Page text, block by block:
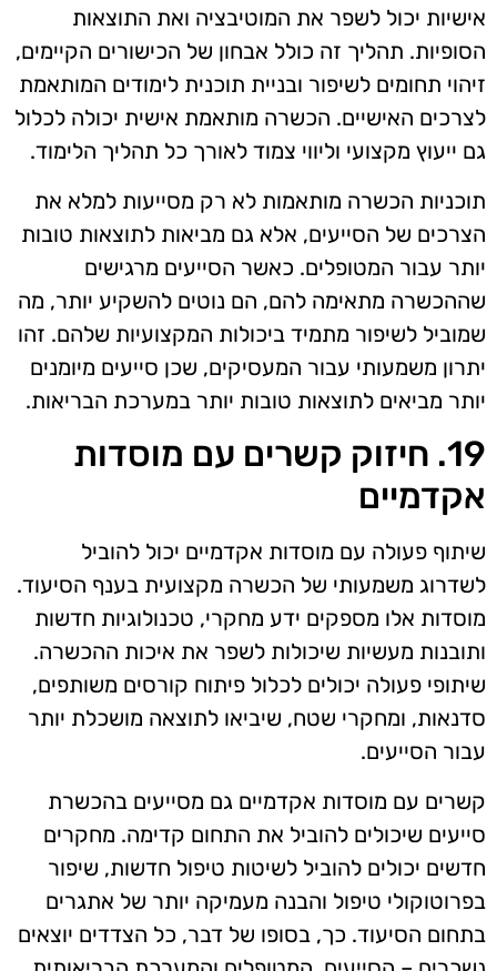
אישיות יכול לשפר את המוטיבציה ואת התוצאות
הסופיות. תהליך זה כולל אבחון של הכישורים הקיימים,
זיהוי תחומים לשיפור ובניית תוכנית לימודים המותאמת
לצרכים האישיים. הכשרה מותאמת אישית יכולה לכלול
גם ייעוץ מקצועי וליווי צמוד לאורך כל תהליך הלימוד.
תוכניות הכשרה מותאמות לא רק מסייעות למלא את
הצרכים של הסייעים, אלא גם מביאות לתוצאות טובות
יותר עבור המטופלים. כאשר הסייעים מרגישים
שההכשרה מתאימה להם, הם נוטים להשקיע יותר, מה
שמוביל לשיפור מתמיד ביכולות המקצועיות שלהם. זהו
יתרון משמעותי עבור המעסיקים, שכן סייעים מיומנים
יותר מביאים לתוצאות טובות יותר במערכת הבריאות.
19. חיזוק קשרים עם מוסדות
אקדמיים
שיתוף פעולה עם מוסדות אקדמיים יכול להוביל
לשדרוג משמעותי של הכשרה מקצועית בענף הסיעוד.
מוסדות אלו מספקים ידע מחקרי, טכנולוגיות חדשות
ותובנות מעשיות שיכולות לשפר את איכות ההכשרה.
שיתופי פעולה יכולים לכלול פיתוח קורסים משותפים,
סדנאות, ומחקרי שטח, שיביאו לתוצאה מושכלת יותר
עבור הסייעים.
קשרים עם מוסדות אקדמיים גם מסייעים בהכשרת
סייעים שיכולים להוביל את התחום קדימה. מחקרים
חדשים יכולים להוביל לשיטות טיפול חדשות, שיפור
בפרוטוקולי טיפול והבנה מעמיקה יותר של אתגרים
בתחום הסיעוד. כך, בסופו של דבר, כל הצדדים יוצאים